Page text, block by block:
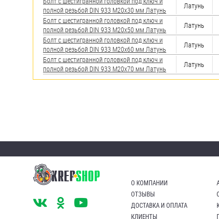
Пробки
Саморезы и шурупы
Стопорные кольца
Шайбы
Шпильки
Шплинты
Штифты и пальцы
полной резьбой DIN 933 М20х30 мм Латунь
Латунь
Болт с шестигранной головкой под ключ и
полной резьбой DIN 933 М20х50 мм Латунь
Латунь
Болт с шестигранной головкой под ключ и
полной резьбой DIN 933 М20х60 мм Латунь
Латунь
Болт с шестигранной головкой под ключ и
полной резьбой DIN 933 М20х70 мм Латунь
Латунь
О КОМПАНИИ
ОТЗЫВЫ
ДОСТАВКА И ОПЛАТА
КЛИЕНТЫ